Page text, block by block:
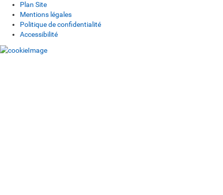
Plan Site
Mentions légales
Politique de confidentialité
Accessibilité